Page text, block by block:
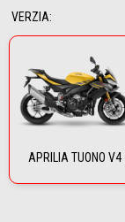
VERZIA:
APRILIA TUONO V4